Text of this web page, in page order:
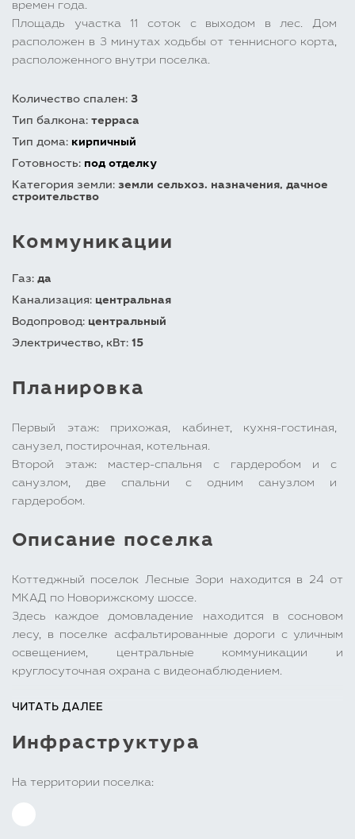
времен года.
Площадь участка 11 соток с выходом в лес. Дом
расположен в 3 минутах ходьбы от теннисного корта,
расположенного внутри поселка.
Количество спален: 3
Тип балкона: терраса
Тип дома: кирпичный
Готовность: под отделку
Категория земли: земли сельхоз. назначения, дачное
строительство
Коммуникации
Газ: да
Канализация: центральная
Водопровод: центральный
Электричество, кВт: 15
Планировка
Первый этаж: прихожая, кабинет, кухня-гостиная,
санузел, постирочная, котельная.
Второй этаж: мастер-спальня с гардеробом и с
санузлом, две спальни с одним санузлом и
гардеробом.
Описание поселка
Коттеджный поселок Лесные Зори находится в 24 от
МКАД по Новорижскому шоссе.
Здесь каждое домовладение находится в сосновом
лесу, в поселке асфальтированные дороги с уличным
освещением, центральные коммуникации и
круглосуточная охрана с видеонаблюдением.
Поселок находится вблизи развитой инфраструктуры
престижная международная школа Wunderpark, а в 3
сады, объекты здравоохранения — вам не нужно будет
ЧИТАТЬ ДАЛЕЕ
Инфраструктура
На территории поселка: